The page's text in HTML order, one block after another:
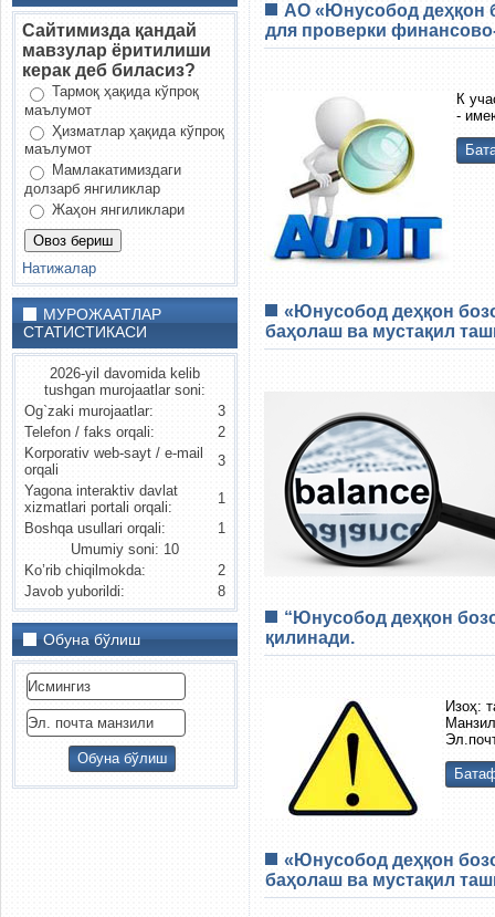
Сайтимизда қандай
мавзулар ёритилиши
керак деб биласиз?
Тармоқ ҳақида кўпроқ
маълумот
Ҳизматлар ҳақида кўпроқ
маълумот
Мамлакатимиздаги
долзарб янгиликлар
Жаҳон янгиликлари
Натижалар
МУРОЖААТЛАР
СТАТИСТИКАСИ
2026-yil davomida kelib
tushgan murojaatlar soni:
Og`zaki murojaatlar:
3
Telefon / faks orqali:
2
Korporativ web-sayt / e-mail
orqali
3
Yagona interaktiv davlat
xizmatlari portali orqali:
1
Boshqa usullari orqali:
1
Umumiy soni: 10
Ko’rib chiqilmokda:
2
Javob yuborildi:
8
Обуна бўлиш
АО «Юнусобод деҳқон
для проверки
К
-
«Юнусобод деҳқон
баҳолаш ва мустақил
“Юнусобод деҳқон
қилинади.
Изоҳ:
«Юнусобод деҳқон
баҳолаш ва мустақил